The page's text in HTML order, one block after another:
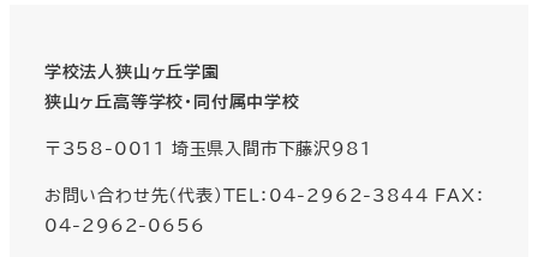
学校法人狭山ヶ丘学園
狭山ヶ丘高等学校・同付属中学校
〒358-0011 埼玉県入間市下藤沢981
お問い合わせ先（代表）TEL：04-2962-3844 FAX：
04-2962-0656